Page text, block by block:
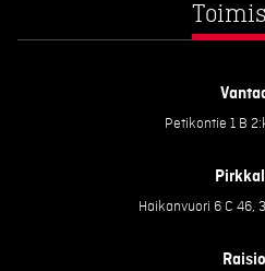
Petikontie 1 B
Haikanvuori 6 C 46,
Raisio